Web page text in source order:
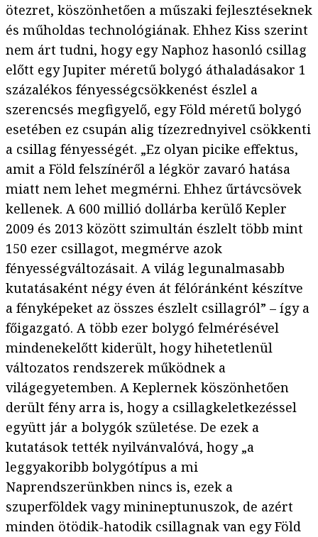
ötezret, köszönhetően a műszaki fejlesztéseknek
és műholdas technológiának. Ehhez Kiss szerint
nem árt tudni, hogy egy Naphoz hasonló csillag
előtt egy Jupiter méretű bolygó áthaladásakor 1
százalékos fényességcsökkenést észlel a
szerencsés megfigyelő, egy Föld méretű bolygó
esetében ez csupán alig tízezrednyivel csökkenti
a csillag fényességét. „Ez olyan picike effektus,
amit a Föld felszínéről a légkör zavaró hatása
miatt nem lehet megmérni. Ehhez űrtávcsövek
kellenek. A 600 millió dollárba kerülő Kepler
2009 és 2013 között szimultán észlelt több mint
150 ezer csillagot, megmérve azok
fényességváltozásait. A világ legunalmasabb
kutatásaként négy éven át félóránként készítve
a fényképeket az összes észlelt csillagról” – így a
főigazgató. A több ezer bolygó felmérésével
mindenekelőtt kiderült, hogy hihetetlenül
változatos rendszerek működnek a
világegyetemben. A Keplernek köszönhetően
derült fény arra is, hogy a csillagkeletkezéssel
együtt jár a bolygók születése. De ezek a
kutatások tették nyilvánvalóvá, hogy „a
leggyakoribb bolygótípus a mi
Naprendszerünkben nincs is, ezek a
szuperföldek vagy minineptunuszok, de azért
minden ötödik-hatodik csillagnak van egy Föld